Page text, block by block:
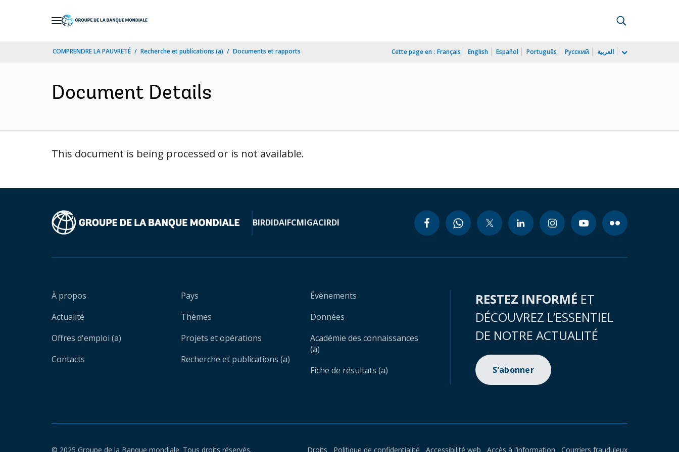
COMPRENDRE LA PAUVRETÉ Recherche et publications (a) Documents et rapports Cette page en : Français English Español Português Русский العربية
Document Details
This document is being processed or is not available.
BIRDIDAIFCMIGACIRDI
À propos
Actualité
Offres d'emploi (a)
Contacts
Pays
Thèmes
Projets et opérations
Recherche et publications (a)
Évènements
Données
Académie des connaissances
(a)
Fiche de résultats (a)
RESTEZ INFORMÉ ET
DÉCOUVREZ L’ESSENTIEL
DE NOTRE ACTUALITÉ
S'abonner
© 2025 Groupe de la Banque mondiale. Tous droits réservés. Droits Politique de confidentialité Accessibilité web Accès à l’information Courriers frauduleux